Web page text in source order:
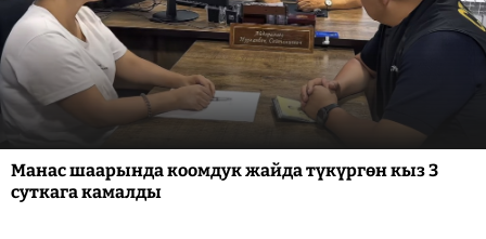
Манас шаарында коомдук жайда түкүргөн кыз 3
суткага камалды